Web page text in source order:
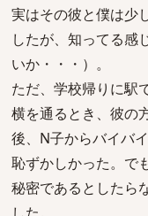
実はその彼と僕は少
したが、知ってる感
いか・・・）。
ただ、学校帰りに駅
横を通るとき、彼の
後、N子からバイバ
恥ずかしかった。で
秘密であるとしたら